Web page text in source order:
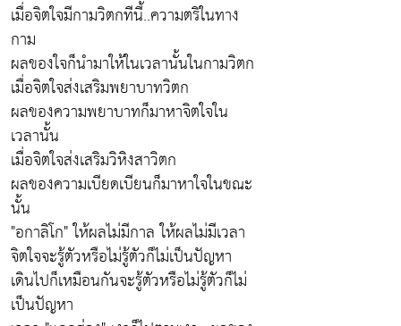
เมื่อจิตใจมีกามวิตกทีนี้..ความตริในทาง
กาม
ผลของใจก็นำมาให้ในเวลานั้นในกามวิตก
เมื่อจิตใจส่งเสริมพยาบาทวิตก
ผลของความพยาบาทก็มาหาจิตใจใน
เวลานั้น
เมื่อจิตใจส่งเสริมวิหิงสาวิตก
ผลของความเบียดเบียนก็มาหาใจในขณะ
นั้น
"อกาลิโก" ให้ผลไม่มีกาล ให้ผลไม่มีเวลา
จิตใจจะรู้ตัวหรือไม่รู้ตัวก็ไม่เป็นปัญหา
เดินไปก็เหมือนกันจะรู้ตัวหรือไม่รู้ตัวก็ไม่
เป็นปัญหา